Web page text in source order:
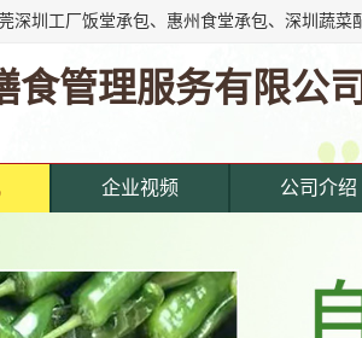
食管理服务有限公司
企业视频 公司介绍